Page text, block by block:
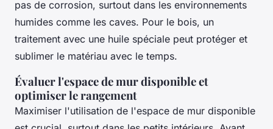
pas de corrosion, surtout dans les environnements
humides comme les caves. Pour le bois, un
traitement avec une huile spéciale peut protéger et
sublimer le matériau avec le temps.
Évaluer l'espace de mur disponible et
optimiser le rangement
Maximiser l'utilisation de l'espace de mur disponible